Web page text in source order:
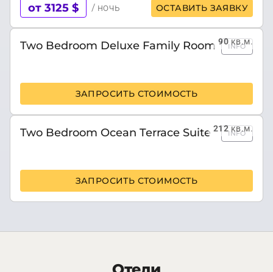
от 3125 $ / ночь ОСТАВИТЬ ЗАЯВКУ
90кв.м.
Two Bedroom Deluxe Family Room INFO
ЗАПРОСИТЬ СТОИМОСТЬ
212кв.м.
Two Bedroom Ocean Terrace Suite INFO
ЗАПРОСИТЬ СТОИМОСТЬ